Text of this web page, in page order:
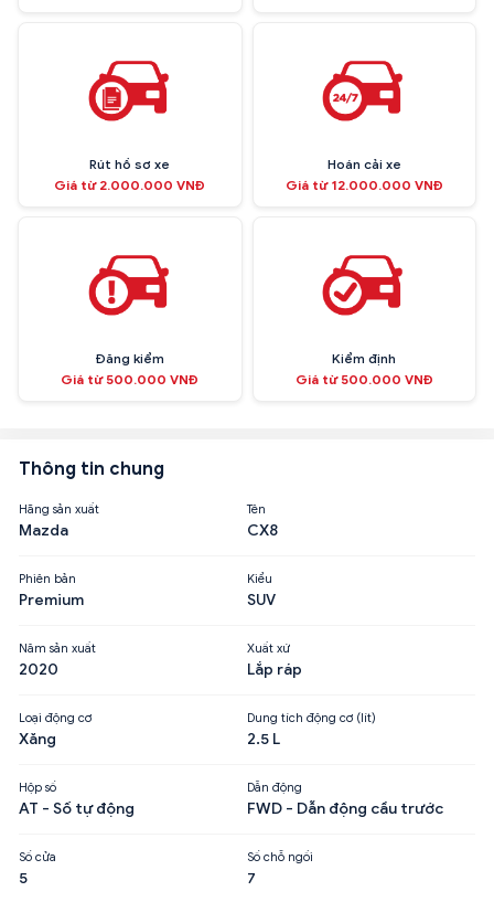
Rút hồ sơ xe
Giá từ 2.000.000 VNĐ
Hoán cải xe
Giá từ 12.000.000 VNĐ
Đăng kiểm
Giá từ 500.000 VNĐ
Kiểm định
Giá từ 500.000 VNĐ
Thông tin chung
Hãng sản xuất
Mazda
Tên
CX8
Phiên bản
Premium
Kiểu
SUV
Năm sản xuất
2020
Xuất xứ
Lắp ráp
Loại động cơ
Xăng
Dung tích động cơ (lít)
2.5 L
Hộp số
AT - Số tự động
Dẫn động
FWD - Dẫn động cầu trước
Số cửa
5
Số chỗ ngồi
7